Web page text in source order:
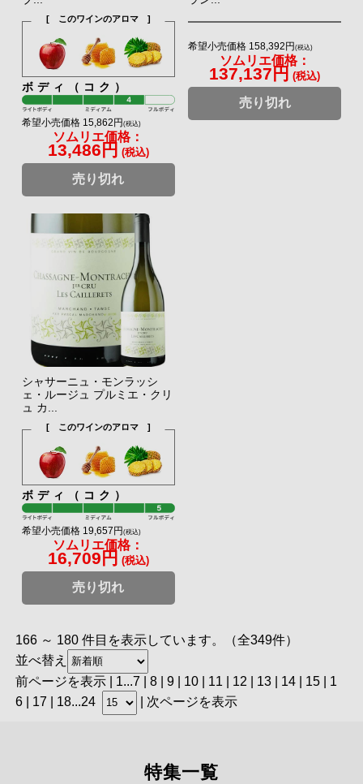
[ このワインのアロマ ]
ボディ（コク）
希望小売価格 15,862円 (税込)
ソムリエ価格：
13,486円 (税込)
売り切れ
希望小売価格 158,392円(税込)
ソムリエ価格：
137,137円 (税込)
売り切れ
シャサーニュ・モンラッシ
ェ・ルージュ プルミエ・クリ
ュ カ...
[ このワインのアロマ ]
ボディ（コク）
希望小売価格 19,657円 (税込)
ソムリエ価格：
16,709円 (税込)
売り切れ
166 ～ 180 件目を表示しています。（全349件）
並べ替え
前ページを表示| 1...7 8| 9| 10| 11 | 12 | 13| 14| 15| 1
6| 17 18...24 次ページを表示
特集一覧